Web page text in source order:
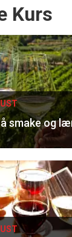
Kurs
smake og